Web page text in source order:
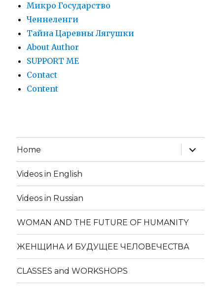
Микро Государство
Ченнеленги
Тайна Царевны Лягушки
About Author
SUPPORT ME
Contact
Content
Home
expand
child
menu
Videos in English
Videos in Russian
WOMAN AND THE FUTURE OF HUMANITY
ЖЕНЩИНА И БУДУЩЕЕ ЧЕЛОВЕЧЕСТВА
CLASSES and WORKSHOPS